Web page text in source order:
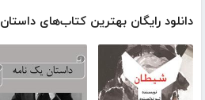
دانلود رایگان بهترین کتاب‌های داستان